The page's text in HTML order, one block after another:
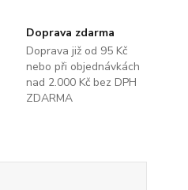
Doprava zdarma
Doprava již od 95 Kč
nebo při objednávkách
nad 2.000 Kč bez DPH
ZDARMA